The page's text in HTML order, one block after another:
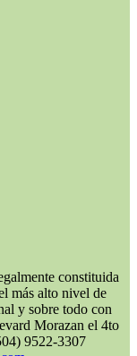
constituida
más alto nivel de
y sobre todo con
Morazan el 4to
9522-3307